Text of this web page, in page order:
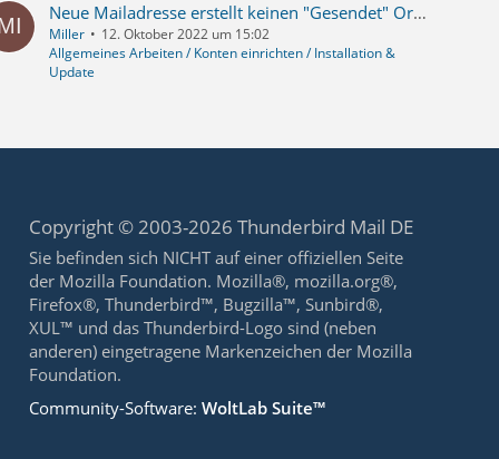
Neue Mailadresse erstellt keinen "Gesendet" Ordner
Miller
12. Oktober 2022 um 15:02
Allgemeines Arbeiten / Konten einrichten / Installation &
Update
Copyright © 2003-2026 Thunderbird Mail DE
Sie befinden sich NICHT auf einer offiziellen Seite
der Mozilla Foundation. Mozilla®, mozilla.org®,
Firefox®, Thunderbird™, Bugzilla™, Sunbird®,
XUL™ und das Thunderbird-Logo sind (neben
anderen) eingetragene Markenzeichen der Mozilla
Foundation.
Community-Software:WoltLab Suite™